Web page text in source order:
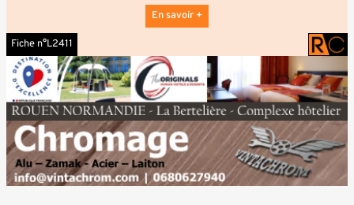
En savoir +
Fiche n°L2411